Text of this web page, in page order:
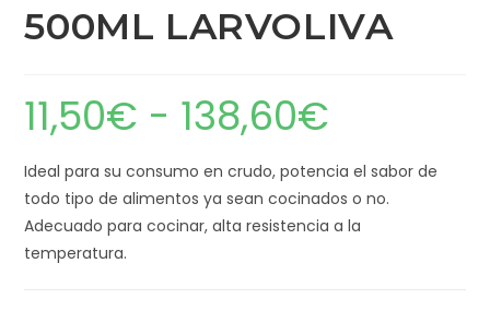
500ML LARVOLIVA
11,50€ - 138,60€
Ideal para su consumo en crudo, potencia el sabor de
todo tipo de alimentos ya sean cocinados o no.
Adecuado para cocinar, alta resistencia a la
temperatura.